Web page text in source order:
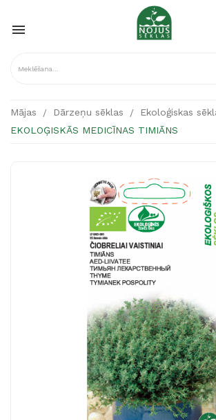

Mājas Dārzeņu sēklas
Ekoloģiskas
EKOLOĢISKĀS MEDICĪNAS TIMIĀNS